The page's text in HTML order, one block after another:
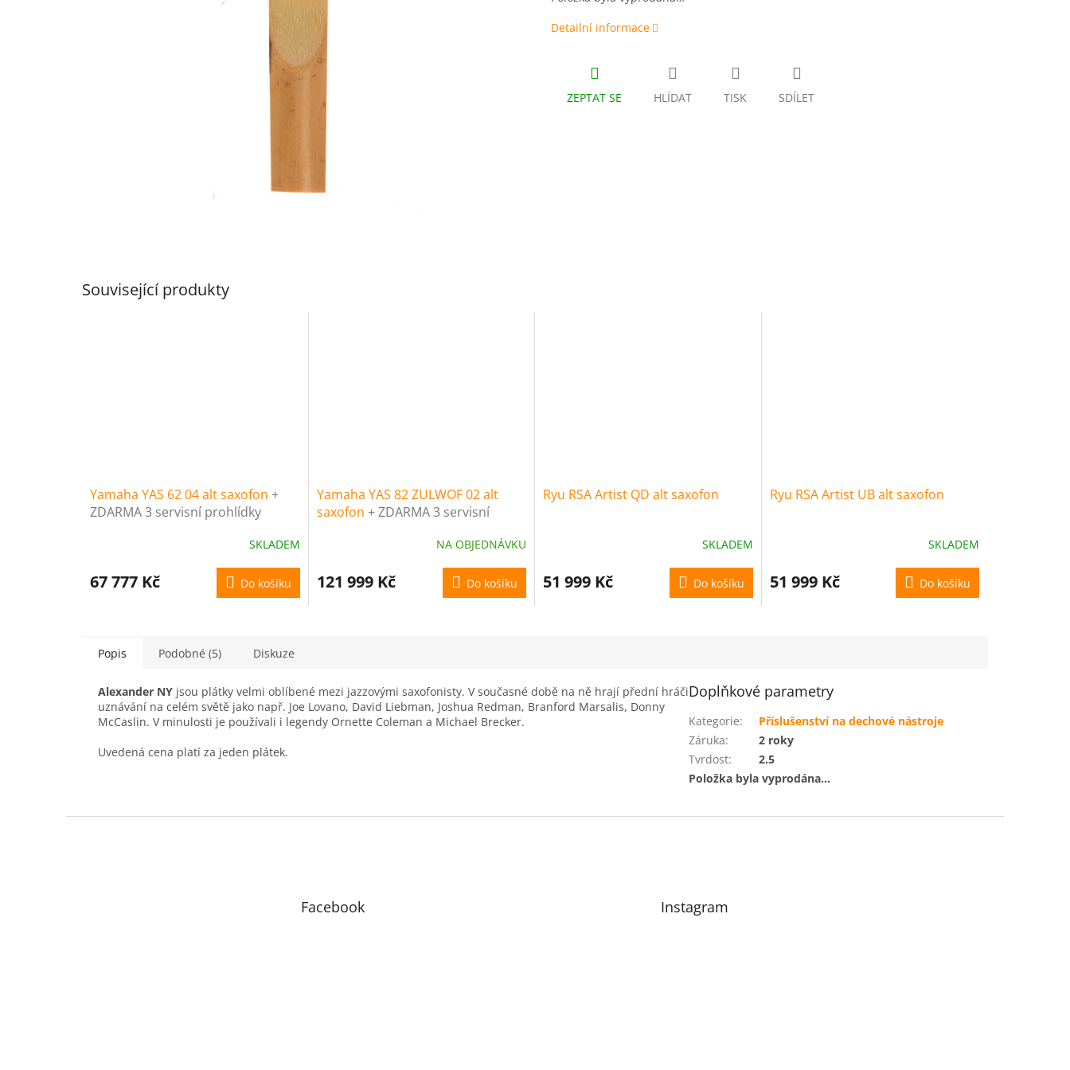
Detailní informace
TISK
ZEPTAT SE HLÍDAT SDÍLET
Související produkty
Yamaha YAS 62 04 alt saxofon +
ZDARMA 3 servisní prohlídky
SKLADEM
67 777 Kč Do košíku
Yamaha YAS 82 ZULWOF 02 alt
saxofon + ZDARMA 3 servisní
NA OBJEDNÁVKU
121 999 Kč Do košíku
Ryu RSA Artist QD alt saxofon
SKLADEM
51 999 Kč Do košíku
Ryu RSA Artist UB alt saxofon
SKLADEM
51 999 Kč Do košíku
Popis Podobné (5) Diskuze
Alexander NY jsou plátky velmi oblíbené mezi jazzovými saxofonisty. V současné době na ně hrají přední hráči
uznávání na celém světě jako např. Joe Lovano, David Liebman, Joshua Redman, Branford Marsalis, Donny
McCaslin. V minulosti je používali i legendy Ornette Coleman a Michael Brecker.
Uvedená cena platí za jeden plátek.
Doplňkové parametry
Kategorie:
Příslušenství na dechové nástroje
Záruka:
2 roky
Tvrdost:
2.5
Položka byla vyprodána…
Facebook Instagram